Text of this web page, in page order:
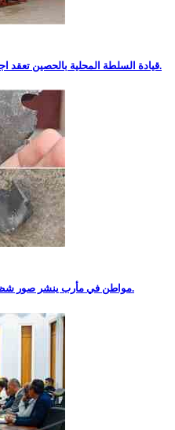
قيادة السلطة المحلية بالحصين تعقد اجتماعًا موسعًا مع مختلف شرائح المجتمع با.
مواطن في مأرب ينشر صور شظايا صاروخ حوثي ويعلق: هذا نصيب منزلي.